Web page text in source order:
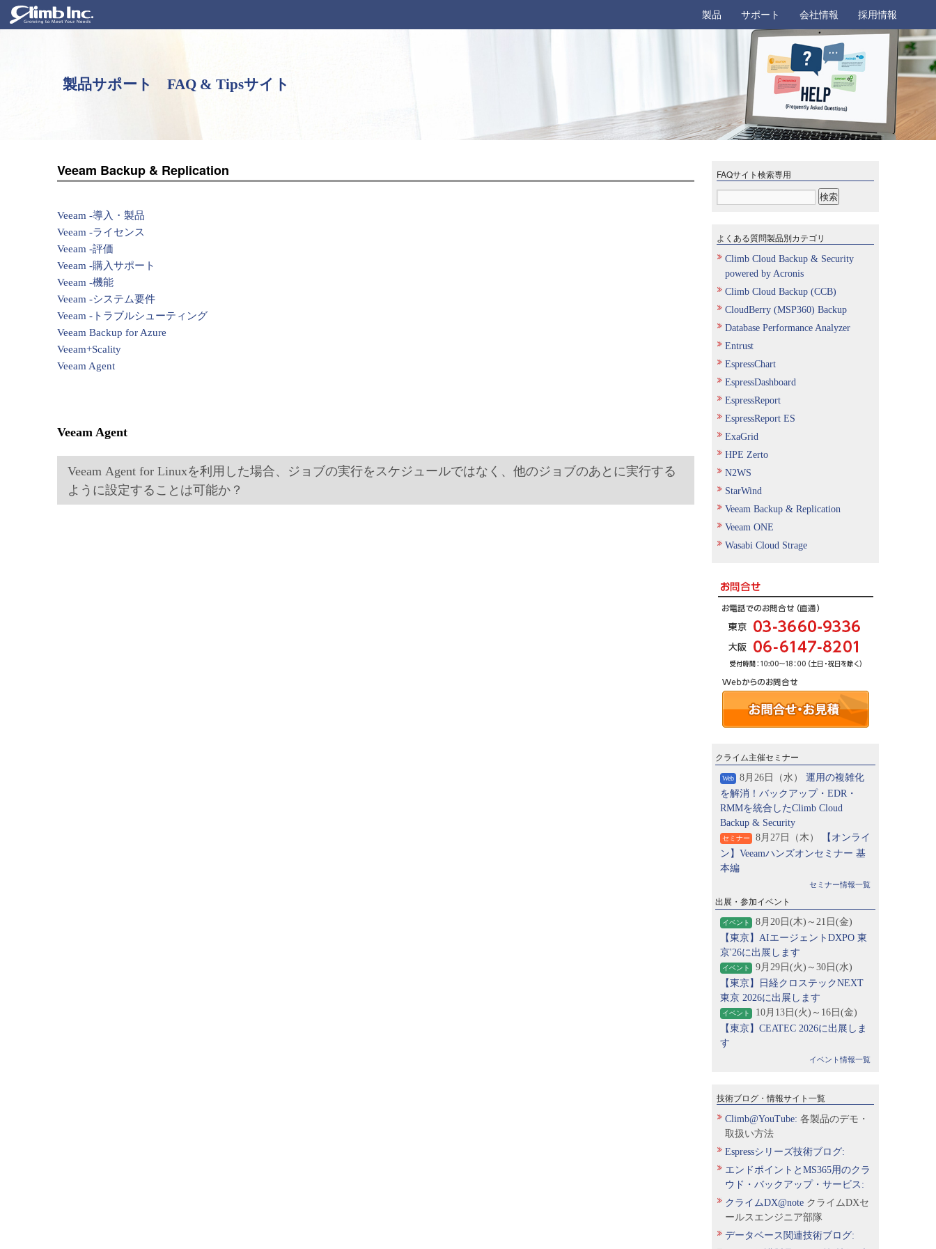
製品 サポート 会社情報 採用情報
製品サポート FAQ & Tipsサイト
Veeam Backup & Replication
Veeam -導入・製品
Veeam -ライセンス
Veeam -評価
Veeam -購入サポート
Veeam -機能
Veeam -システム要件
Veeam -トラブルシューティング
Veeam Backup for Azure
Veeam+Scality
Veeam Agent
Veeam Agent
Veeam Agent for Linuxを利用した場合、ジョブの実行をスケジュールではなく、他のジョブのあとに実行する
ように設定することは可能か？
FAQサイト検索専用
よくある質問製品別カテゴリ
Climb Cloud Backup & Security
powered by Acronis
Climb Cloud Backup (CCB)
CloudBerry (MSP360) Backup
Database Performance Analyzer
Entrust
EspressChart
EspressDashboard
EspressReport
EspressReport ES
ExaGrid
HPE Zerto
N2WS
StarWind
Veeam Backup & Replication
Veeam ONE
Wasabi Cloud Strage
クライム主催セミナー
Web 8月26日（水） 運用の複雑化
を解消！バックアップ・EDR・
RMMを統合したClimb Cloud
Backup & Security
セミナー 8月27日（木）
【オンライ
ン】Veeamハンズオンセミナー 基
本編
セミナー情報一覧
出展・参加イベント
イベント
8月20日(木)～21日(金)
【東京】AIエージェントDXPO 東
京'26に出展します
イベント
9月29日(火)～30日(水)
【東京】日経クロステックNEXT
東京 2026に出展します
イベント
10月13日(火)～16日(金)
【東京】CEATEC 2026に出展しま
す
イベント情報一覧
技術ブログ・情報サイト一覧
Climb@YouTube: 各製品のデモ・
取扱い方法
Espressシリーズ技術ブログ:
エンドポイントとMS365用のクラ
ウド・バックアップ・サービス:
クライムDX@note クライムDXセ
ールスエンジニア部隊
データベース関連技術ブログ: